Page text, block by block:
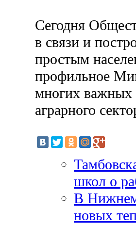
Сегодня
в связи и
простым
профильное
многих важных
аграрного
школ о
В Нижнем
новых